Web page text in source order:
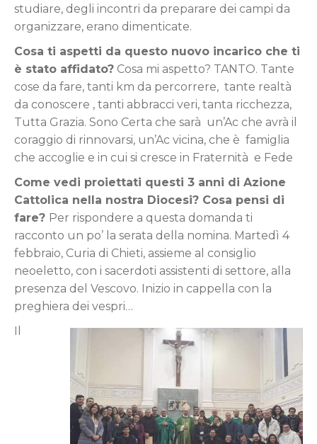
studiare, degli incontri da preparare dei campi da
organizzare, erano dimenticate.
Cosa ti aspetti da questo nuovo incarico che ti
è stato affidato? Cosa mi aspetto? TANTO. Tante
cose da fare, tanti km da percorrere, tante realtà
da conoscere , tanti abbracci veri, tanta ricchezza,
Tutta Grazia. Sono Certa che sarà un’Ac che avrà il
coraggio di rinnovarsi, un’Ac vicina, che è famiglia
che accoglie e in cui si cresce in Fraternità e Fede
Come vedi proiettati questi 3 anni di Azione
Cattolica nella nostra Diocesi? Cosa pensi di
fare? Per rispondere a questa domanda ti
racconto un po’ la serata della nomina. Martedì 4
febbraio, Curia di Chieti, assieme al consiglio
neoeletto, con i sacerdoti assistenti di settore, alla
presenza del Vescovo. Inizio in cappella con la
preghiera dei vespri…
Il